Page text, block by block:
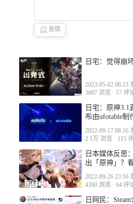
2023-01-07 07:21
2023-01-07 15:38
表情
日宅：觉得崩
2023-05-02 08:23
3687 浏览 · 57 评
日宅：原神3.1
布由ufotable制
2022-09-17 08:16
2.1万 浏览 · 115
日本媒体反思
出「原神」？
2022-09-26 23:16
4300 浏览 · 64 评
日网民：